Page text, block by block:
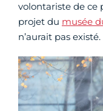
volontariste de ce
projet du musée
n’aurait pas existé.